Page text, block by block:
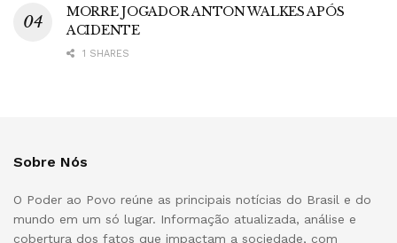
MORRE JOGADOR ANTON WALKES APÓS
ACIDENTE
1 SHARES
Sobre Nós
O Poder ao Povo reúne as principais notícias do Brasil e do
mundo em um só lugar. Informação atualizada, análise e
cobertura dos fatos que impactam a sociedade, com